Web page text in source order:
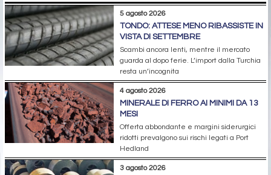
5 agosto 2026
TONDO: ATTESE MENO RIBASSISTE IN
VISTA DI SETTEMBRE
Scambi ancora lenti, mentre il mercato
guarda al dopo ferie. L’import dalla Turchia
resta un’incognita
4 agosto 2026
MINERALE DI FERRO AI MINIMI DA 13
MESI
Offerta abbondante e margini siderurgici
ridotti prevalgono sui rischi legati a Port
Hedland
3 agosto 2026